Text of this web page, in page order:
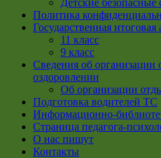
Детские безопасные
Политика
Государственная итоговая
11 класс
9 класс
Сведения об организации
оздоровлении
Об организации
Подготовка водителей ТС
Информационно-
Страница педагога-
О нас пишут
Контакты